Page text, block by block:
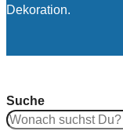
Dekoration.
Suche